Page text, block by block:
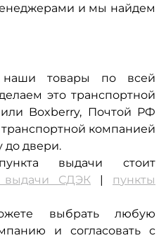
и мы найдем
товары по всей
это транспортной
Boxberry, Почтой РФ
компанией
двери.
выдачи стоит
выдачи СДЭК | пункты
выбрать любую
и согласовать с